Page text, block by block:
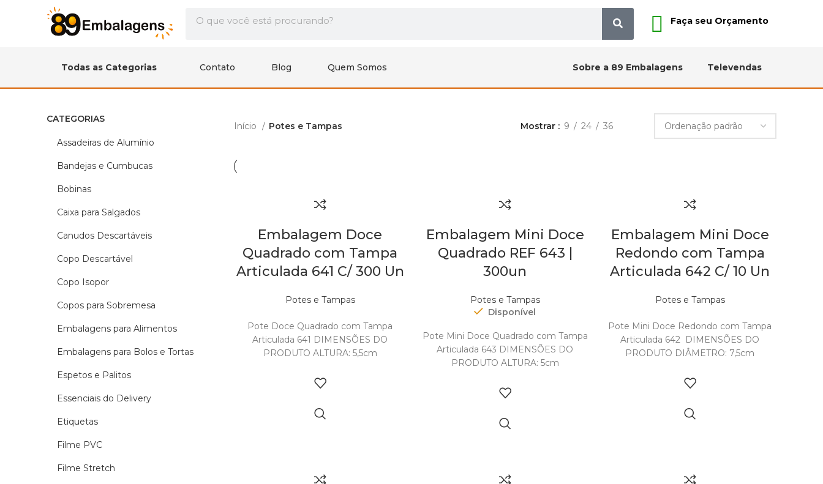
Faça seu Orçamento
Todas as Categorias Contato Blog Quem Somos Sobre a 89 Embalagens Televendas
CATEGORIAS
Assadeiras de Alumínio
Bandejas e Cumbucas
Bobinas
Caixa para Salgados
Canudos Descartáveis
Copo Descartável
Copo Isopor
Copos para Sobremesa
Embalagens para Alimentos
Embalagens para Bolos e Tortas
Espetos e Palitos
Essenciais do Delivery
Etiquetas
Filme PVC
Filme Stretch
Início Potes e Tampas Mostrar 9 24 36
Embalagem Doce
Quadrado com Tampa
Articulada 641 C/ 300 Un
Potes e Tampas
Pote Doce Quadrado com Tampa
Articulada 641 DIMENSÕES DO
PRODUTO ALTURA: 5,5cm
COMPRIMENTO: 8,5cm
REFERÊNCIA: S641 DIMENSÕES E
PESO DA EMBALAGEM:
Embalagem Mini Doce
Quadrado REF 643 |
300un
Potes e Tampas
Disponível
Pote Mini Doce Quadrado com Tampa
Articulada 643 DIMENSÕES DO
PRODUTO ALTURA: 5cm
COMPRIMENTO: 6,5cm
REFERÊNCIA: S643 DIMENSÕES E
PESO
Embalagem Mini Doce
Redondo com Tampa
Articulada 642 C/ 10 Un
Potes e Tampas
Pote Mini Doce Redondo com Tampa
Articulada 642 DIMENSÕES DO
PRODUTO DIÂMETRO: 7,5cm
REFERÊNCIA: S642 DIMENSÕES E